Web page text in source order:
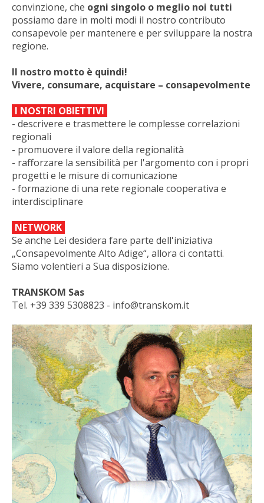
convinzione, che ogni singolo o meglio noi tutti
possiamo dare in molti modi il nostro contributo
consapevole per mantenere e per sviluppare la nostra
regione.
Il nostro motto è quindi!
Vivere, consumare, acquistare – consapevolmente
I NOSTRI OBIETTIVI
- descrivere e trasmettere le complesse correlazioni
regionali
- promuovere il valore della regionalità
- rafforzare la sensibilità per l'argomento con i propri
progetti e le misure di comunicazione
- formazione di una rete regionale cooperativa e
interdisciplinare
NETWORK
Se anche Lei desidera fare parte dell'iniziativa
„Consapevolmente Alto Adige“, allora ci contatti.
Siamo volentieri a Sua disposizione.
TRANSKOM Sas
Tel. +39 339 5308823 - info@transkom.it